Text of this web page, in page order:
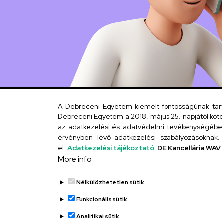
A Debreceni Egyetem kiemelt fontosságúnak
Debreceni Egyetem a 2018. május 25. napjától
az adatkezelési és adatvédelmi
érvényben lévő adatkezelési
el: Adatkezelési tájékoztató. DE Kancellária
More info
Nélkülözhetetlen sütik
Funkcionális sütik
Analitikai sütik